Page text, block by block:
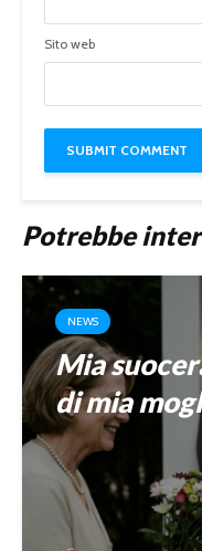
Sito web
Potrebbe
NEWS
Mia
di mia